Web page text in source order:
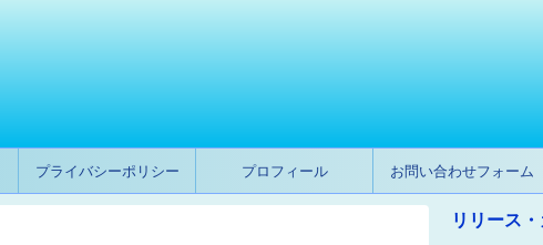
プライバシーポリシー プロフィール お問い合わせフォーム
リリース